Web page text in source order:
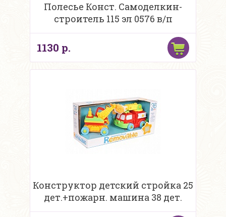
Полесье Конст. Самоделкин-
строитель 115 эл 0576 в/п
1130 р.
Конструктор детский стройка 25
дет.+пожарн. машина 38 дет.